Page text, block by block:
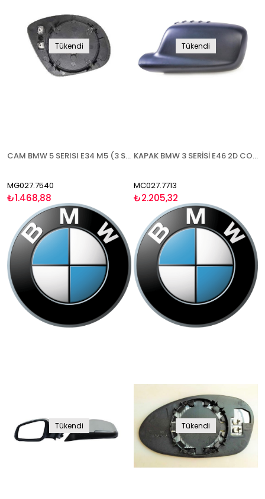
Tükendi
CAM BMW 5 SERISI E34 M5 (3 SERİSİ E36 M3 1989-2000) 1992-1996 ISITMALI MAVİ CAM ASFERİK SOL
MG027.7540
₺1.468,88
Tükendi
KAPAK BMW 3 SERİSİ E46 2D COUPE ( 7 SERİSİ E65 2002-2007) 1998-2005 ASTARLI SAĞ
MC027.7713
₺2.205,32
Tükendi Tükendi